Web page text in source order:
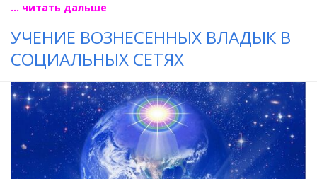
... читать дальше
УЧЕНИЕ ВОЗНЕСЕННЫХ ВЛАДЫК В
СОЦИАЛЬНЫХ СЕТЯХ